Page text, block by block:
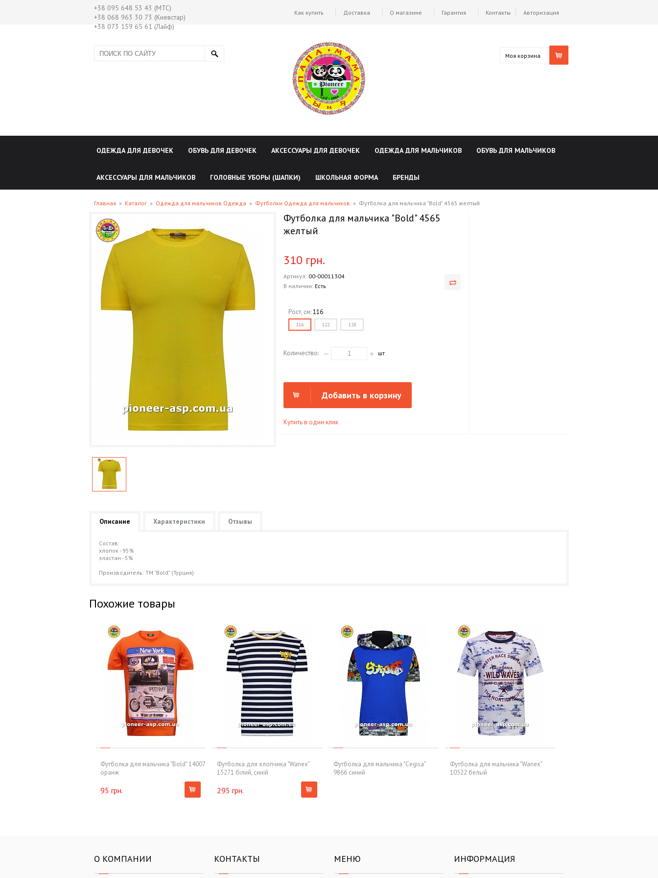
+38 095 648 53 43 (МТС)
+38 068 963 30 73 (Киевстар)
+38 073 159 65 61 (Лайф)
Авторизация
Как купить Доставка О магазине Гарантия Контакты
Моя корзина
ОДЕЖДА ДЛЯ ДЕВОЧЕК ОБУВЬ ДЛЯ ДЕВОЧЕК АКСЕССУАРЫ ДЛЯ ДЕВОЧЕК ОДЕЖДА ДЛЯ МАЛЬЧИКОВ ОБУВЬ ДЛЯ МАЛЬЧИКОВ
АКСЕССУАРЫ ДЛЯ МАЛЬЧИКОВ ГОЛОВНЫЕ УБОРЫ (ШАПКИ) ШКОЛЬНАЯ ФОРМА БРЕНДЫ
Главная » Каталог » Одежда для мальчиков Одежда » Футболки Одежда для мальчиков » Футболка для мальчика "Bold" 4565 желтый
Футболка для мальчика "Bold" 4565
желтый
310 грн.
Артикул: 00-00011304
В наличии: Есть
Рост, см:116
116 122 128
Количество: шт
Добавить в корзину
Купить в один клик
Описание Характеристики Отзывы
Состав:
хлопок - 95%
эластан - 5%
Производитель: ТМ "Bold" (Турция)
Похожие товары
Футболка для мальчика "Bold" 14007
оранж
95 грн.
Футболка для хлопчика "Wanex"
15271 білий, синій
295 грн.
Футболка для мальчика "Cegisa"
9866 синий
Футболка для мальчика "Wanex"
10522 белый
О КОМПАНИИ КОНТАКТЫ МЕНЮ ИНФОРМАЦИЯ